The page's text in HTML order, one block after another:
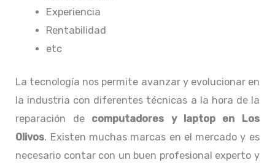
Experiencia
Rentabilidad
etc
La tecnología nos permite avanzar y evolucionar en
la industria con diferentes técnicas a la hora de la
reparación de computadores y laptop en Los
Olivos. Existen muchas marcas en el mercado y es
necesario contar con un buen profesional experto y